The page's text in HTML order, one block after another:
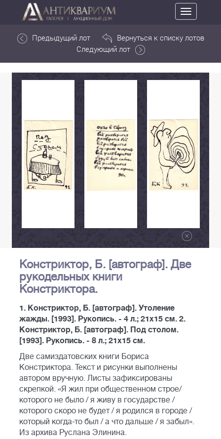
Toggle
navigation
Предыдущий лот
Вернуться к списку лотов
Следующий лот
Констриктор, Б. [автограф]. Две
рукодельных книги
Констриктора.
1. Констриктор, Б. [автограф]. Утоление
жажды. [1993]. Рукопись. - 4 л.; 21x15 см. 2.
Констриктор, Б. [автограф]. Под столом.
[1993]. Рукопись. - 8 л.; 21x15 см.
Две самиздатовских книги Бориса
Констриктора. Текст и рисунки выполнены
автором вручную. Листы зафиксированы
скрепкой. «Я жил при общественном строе/
которого не было / я живу в государстве /
которого скоро не будет / я родился в городе /
который когда-то был / а что дальше / я забыл».
Из архива Руслана Элинина.